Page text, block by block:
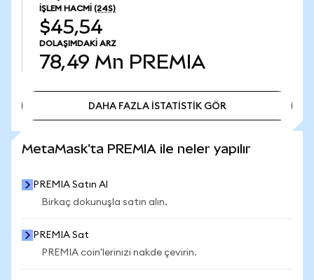
İŞLEM HACMI (24S)
$45,54
DOLAŞIMDAKI ARZ
78,49 Mn PREMIA
DAHA FAZLA İSTATİSTİK GÖR
MetaMask'ta PREMIA ile neler yapılır
PREMIA Satın Al
Birkaç dokunuşla satın alın.
PREMIA Sat
PREMIA coin'lerinizi nakde çevirin.